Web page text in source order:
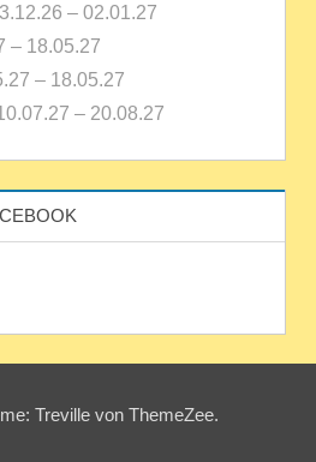
– 02.01.27
– 18.05.27
– 18.05.27
– 20.08.27
Treville von ThemeZee.